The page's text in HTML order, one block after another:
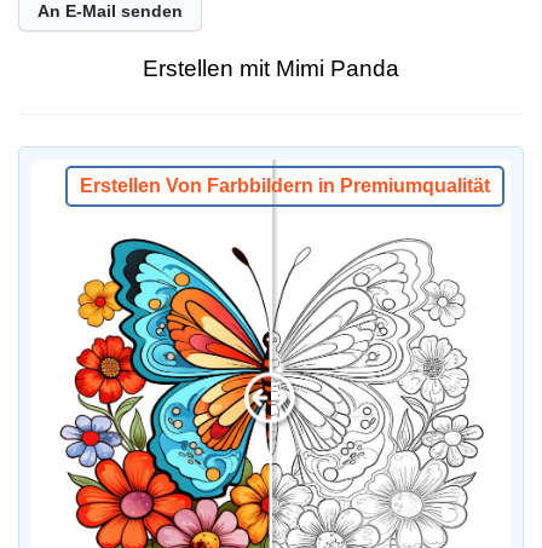
An E-Mail senden
Erstellen mit Mimi Panda
Erstellen Von Farbbildern in Premiumqualität